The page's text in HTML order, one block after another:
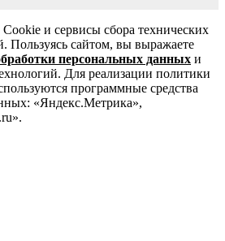
и сервисы сбора технических
Пользуясь сайтом, вы выражаете
персональных данных и
Для реализации политики
программные средства
«Яндекс.Метрика»,